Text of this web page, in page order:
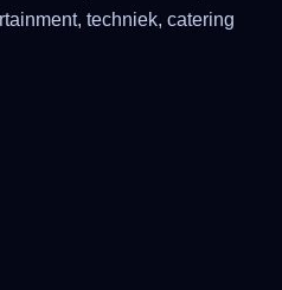
techniek, catering